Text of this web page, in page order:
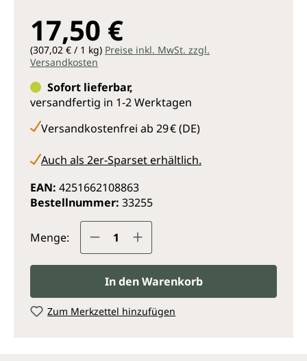
17,50 €
(307,02 € / 1 kg) Preise inkl. MwSt. zzgl.
Versandkosten
Sofort lieferbar,
versandfertig in 1-2 Werktagen
Versandkostenfrei ab 29 € (DE)
Auch als 2er-Sparset erhältlich.
EAN: 4251662108863
Bestellnummer: 33255
Menge: Produkt Anzahl: Gib den
In den Warenkorb
Zum Merkzettel hinzufügen